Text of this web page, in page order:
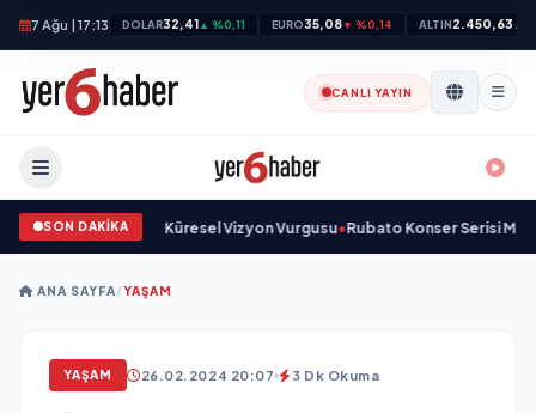
7 Ağu | 17:13 DOLAR32,41▲ %0,11 EURO35,08▼ %0,14 ALTIN2.450,63 ▲
CANLI YAYIN
SON DAKİKA
Sanayinde Küresel Vizyon Vurgusu•Rubato Konser Serisi
ANA SAYFA/YAŞAM
YAŞAM 26.02.2024 20:07 3 Dk Okuma